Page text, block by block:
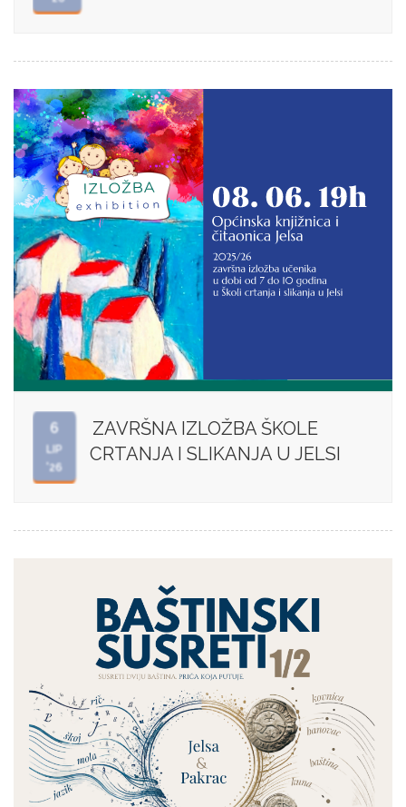
6
LIP
'26
ZAVRŠNA IZLOŽBA ŠKOLE
CRTANJA I SLIKANJA U JELSI